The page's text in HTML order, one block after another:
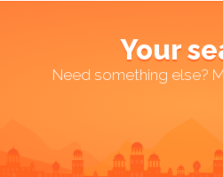
Your
Need something else?